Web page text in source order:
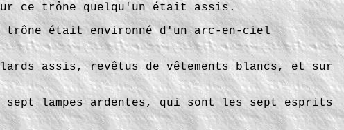
ce trône quelqu'un était assis.
était environné d'un arc-en-ciel
assis, revêtus de vêtements blancs, et sur
lampes ardentes, qui sont les sept esprits